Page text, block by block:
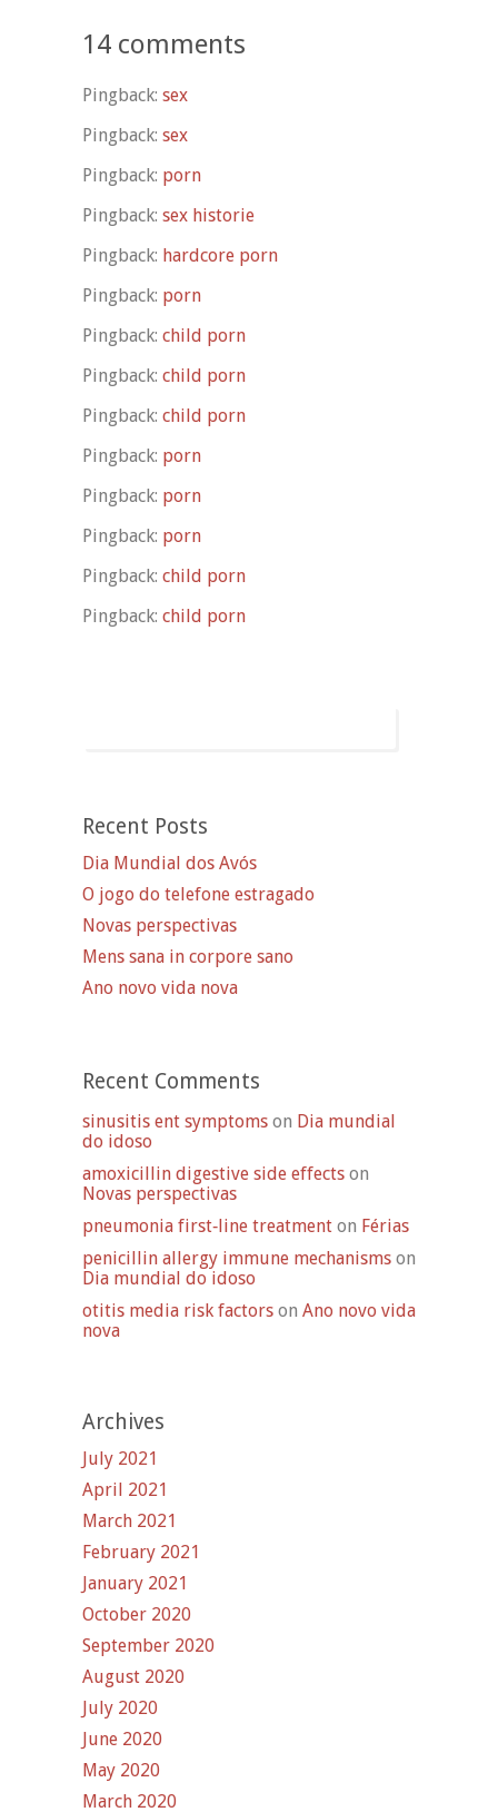
14 comments
Pingback: sex
Pingback: sex
Pingback: porn
Pingback: sex historie
Pingback: hardcore porn
Pingback: porn
Pingback: child porn
Pingback: child porn
Pingback: child porn
Pingback: porn
Pingback: porn
Pingback: porn
Pingback: child porn
Pingback: child porn
Recent Posts
Dia Mundial dos Avós
O jogo do telefone estragado
Novas perspectivas
Mens sana in corpore sano
Ano novo vida nova
Recent Comments
sinusitis ent symptoms on Dia mundial
do idoso
amoxicillin digestive side effects on
Novas perspectivas
pneumonia first‑line treatment on Férias
penicillin allergy immune mechanisms on
Dia mundial do idoso
otitis media risk factors on Ano novo vida
nova
Archives
July 2021
April 2021
March 2021
February 2021
January 2021
October 2020
September 2020
August 2020
July 2020
June 2020
May 2020
March 2020